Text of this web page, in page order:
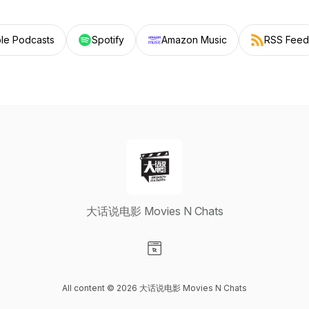
Podcasts Spotify Amazon Music RSS Feed
大话说电影 Movies N Chats
All content © 2026 大话说电影 Movies N Chats